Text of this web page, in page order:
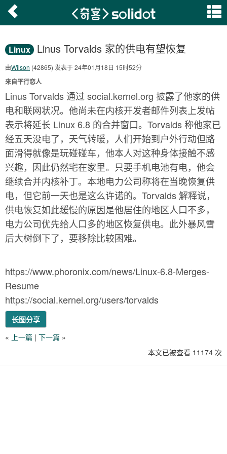
Linux Linus Torvalds 家的供电有望恢复
由Wilson (42865) 发表于 24年01月18日 15时52分
来自平行恋人
Linus Torvalds 通过 social.kernel.org 披露了他家的供
电和联网状况。他尚未在内核开发者邮件列表上发帖
表示将延长 Linux 6.8 的合并窗口。Torvalds 称他家已
经五天没电了，天气转暖，人们开始到户外行动但路
面滑得就像是玩碰碰车，他本人对这种身体接触不感
兴趣，因此仍然宅在家里。只要手机电池有电，他会
继续合并内核补丁。本地电力公司称将在当晚恢复供
电，但它前一天也是这么许诺的。Torvalds 解释说，
供电恢复如此缓慢的原因是他居住的地区人口不多，
电力公司优先给人口多的地区恢复供电。此外暴风雪
后大树倒下了，要移除比较困难。
https://www.phoronix.com/news/Linux-6.8-Merges-
Resume
https://social.kernel.org/users/torvalds
长图分享
« 上一篇 | 下一篇 »
本文已被查看 11174 次